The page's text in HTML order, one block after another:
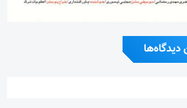
دیدگاه‌ها